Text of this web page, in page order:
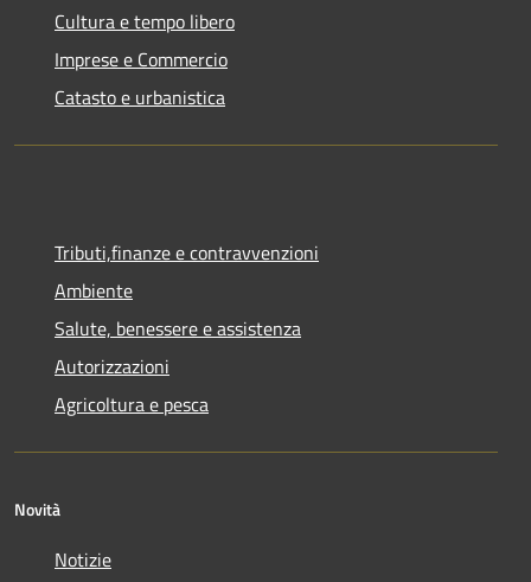
Cultura e tempo libero
Imprese e Commercio
Catasto e urbanistica
Tributi,finanze e contravvenzioni
Ambiente
Salute, benessere e assistenza
Autorizzazioni
Agricoltura e pesca
Novità
Notizie